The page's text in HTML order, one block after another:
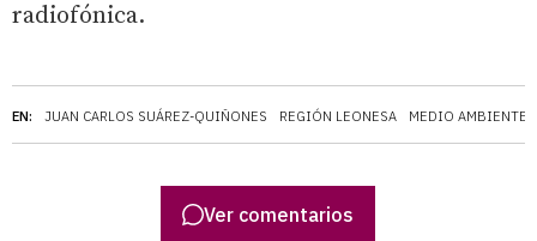
EN: JUAN CARLOS SUÁREZ-QUIÑONES REGIÓN LEONESA MEDIO AMBIENTE
radiofónica.
Ver comentarios